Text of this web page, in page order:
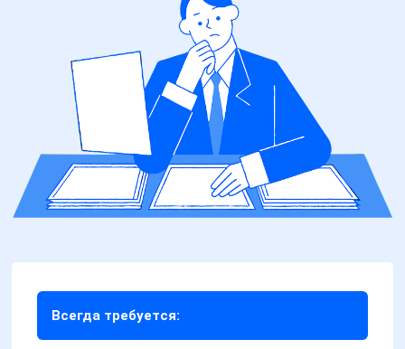
Всегда требуется: